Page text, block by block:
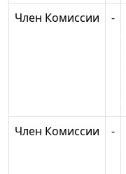
Член Комиссии
-
Член Комиссии
-